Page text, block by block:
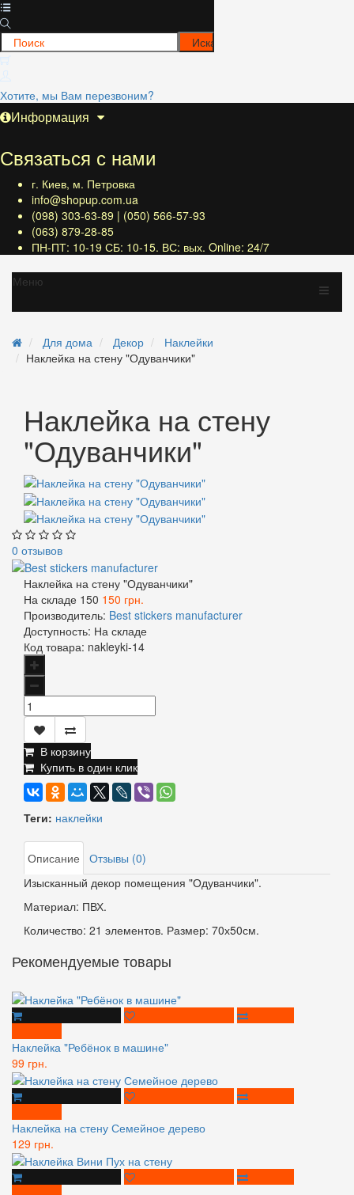
Хотите, мы Вам перезвоним?
Информация
Связаться с нами
г. Киев, м. Петровка
info@shopup.com.ua
(098) 303-63-89 | (050) 566-57-93
(063) 879-28-85
ПН-ПТ: 10-19 СБ: 10-15. ВС: вых. Online: 24/7
Меню
Для дома Декор
Наклейки
Наклейка на стену "Одуванчики"
Наклейка на стену
"Одуванчики"
0 отзывов
Наклейка на стену "Одуванчики"
На складе 150 150 грн.
Производитель: Best stickers manufacturer
Доступность: На складе
Код товара: nakleyki-14
В корзину
Купить в один клик
Теги: наклейки
Описание
Отзывы (0)
Изысканный декор помещения "Одуванчики".
Материал: ПВХ.
Количество: 21 элементов. Размер: 70х50см.
Рекомендуемые товары
Наклейка "Ребёнок в машине"
99 грн.
Наклейка на стену Семейное дерево
129 грн.